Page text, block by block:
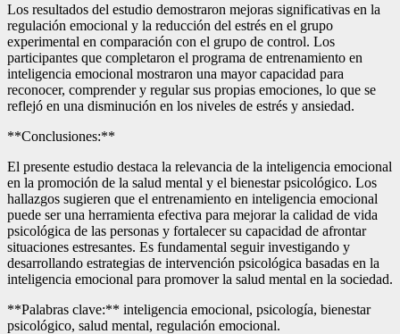
Los resultados del estudio demostraron mejoras significativas en la
regulación emocional y la reducción del estrés en el grupo
experimental en comparación con el grupo de control. Los
participantes que completaron el programa de entrenamiento en
inteligencia emocional mostraron una mayor capacidad para
reconocer, comprender y regular sus propias emociones, lo que se
reflejó en una disminución en los niveles de estrés y ansiedad.
**Conclusiones:**
El presente estudio destaca la relevancia de la inteligencia emocional
en la promoción de la salud mental y el bienestar psicológico. Los
hallazgos sugieren que el entrenamiento en inteligencia emocional
puede ser una herramienta efectiva para mejorar la calidad de vida
psicológica de las personas y fortalecer su capacidad de afrontar
situaciones estresantes. Es fundamental seguir investigando y
desarrollando estrategias de intervención psicológica basadas en la
inteligencia emocional para promover la salud mental en la sociedad.
**Palabras clave:** inteligencia emocional, psicología, bienestar
psicológico, salud mental, regulación emocional.